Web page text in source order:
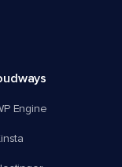
Engine